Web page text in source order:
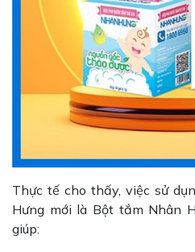
Thực tế cho thấy, việc sử
Hưng mới là Bột tắm Nhân
giúp: